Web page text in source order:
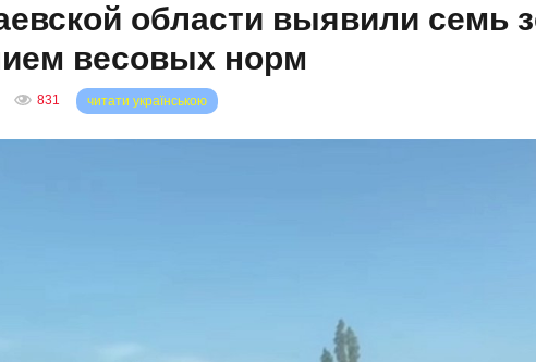
области выявили семь
весовых норм
831 читати українською